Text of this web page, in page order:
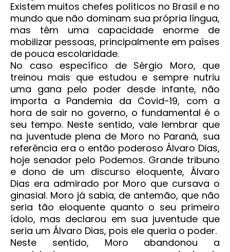
Existem muitos chefes políticos no Brasil e no
mundo que não dominam sua própria língua,
mas têm uma capacidade enorme de
mobilizar pessoas, principalmente em países
de pouca escolaridade.
No caso específico de Sérgio Moro, que
treinou mais que estudou e sempre nutriu
uma gana pelo poder desde infante, não
importa a Pandemia da Covid-19, com a
hora de sair no governo, o fundamental é o
seu tempo. Neste sentido, vale lembrar que
na juventude plena de Moro no Paraná, sua
referência era o então poderoso Álvaro Dias,
hoje senador pelo Podemos. Grande tribuno
e dono de um discurso eloquente, Álvaro
Dias era admirado por Moro que cursava o
ginasial. Moro já sabia, de antemão, que não
seria tão eloquente quanto o seu primeiro
ídolo, mas declarou em sua juventude que
seria um Álvaro Dias, pois ele queria o poder.
Neste sentido, Moro abandonou a